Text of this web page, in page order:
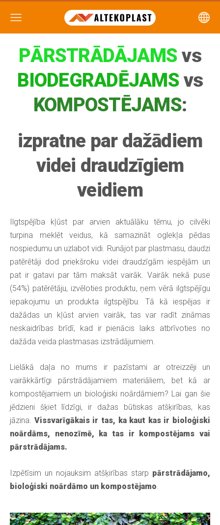
PĀRSTRĀDĀJAMSvs
BIODEGRADĒJAMS vs
KOMPOSTĒJAMS:
izpratne par dažādiem
videi draudzīgiem
veidiem
Ilgtspējība kļūst par arvien aktuālāku tēmu, jo cilvēki
turpina meklēt veidus, kā samazināt oglekļa pēdas
nospiedumu un uzlabot vidi. Runājot par plastmasu, daudzi
patērētāji dod priekšroku videi draudzīgām iespējām un
pat ir gatavi par tām maksāt vairāk. Vairāk nekā puse
(54%) patērētāju, izvēloties produktu, ņem vērā ilgtspējīgu
iepakojumu un produkta ilgtspējību. Tā kā iespējas ir
dažādas un kļūst arvien vairāk, tas var radīt zināmas
neskaidrības brīdī, kad ir pienācis laiks atbrīvoties no
dažāda veida plastmasas izstrādājumiem.
Lielākā daļa no mums ir pazīstami ar otreizzēji un
vairākkārtīgi pārstrādājamiem materiāliem, bet kā ar
kompostējamiem un bioloģiski noārdāmiem? Lai gan šie
jēdzieni šķiet līdzīgi, ir dažas būtiskas atšķirības, kas
jāzina. Vissvarīgākais ir tas, ka kaut kas ir bioloģiski
noārdāms, nenozīmē, ka tas ir kompostējams vai
pārstrādājams.
Izpētīsim un nojauksim atšķirības starp pārstrādājamo,
bioloģiski noārdāmo un kompostējamo.